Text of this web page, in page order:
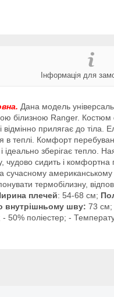
Інформація для
Дана модель
білизною Ranger. Костюм
прилягає до тіла.
в теплі. Комфорт
зберігає тепло.
, чудово сидить і комфортна
сучасному американському
термобілизну,
плечей: 54-68 см;
внутрішньому шву: 73 см;
50% поліестер; -